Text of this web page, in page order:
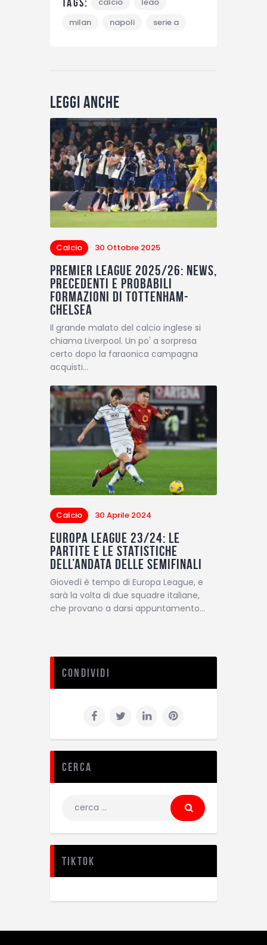
milan
napoli serie a
Leggi anche
Calcio 30 Ottobre 2025
Premier League 2025/26: News,
precedenti e probabili
formazioni di Tottenham-
Chelsea
Il grande malato del calcio inglese si
chiama Liverpool. Un po' a sorpresa
certo dopo la faraonica campagna
acquisti…
Calcio 30 Aprile 2024
Europa League 23/24: le
partite e le statistiche
dell’andata delle semifinali
Giovedì è tempo di Europa League, e
sarà la volta di due squadre italiane,
che provano a darsi appuntamento…
Condividi
Cerca
TikTok